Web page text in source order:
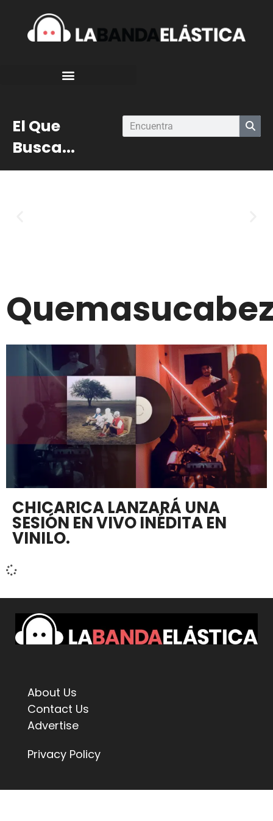
El Que
Busca...
CHICARICA LANZARÁ UNA
SESIÓN EN VIVO INÉDITA EN
VINILO.
About Us
Contact Us
Advertise
Privacy Policy